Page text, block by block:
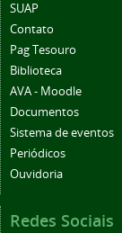
SUAP
Contato
Pag Tesouro
Biblioteca
AVA - Moodle
Documentos
Sistema de eventos
Periódicos
Ouvidoria
Redes Sociais